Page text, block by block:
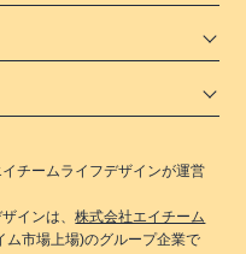
チームライフデザインが運営
インは、株式会社エイチーム
ム市場上場)のグループ企業で